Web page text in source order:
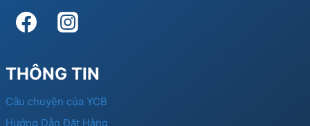
THÔNG TIN
Câu chuyện của YCB
Hướng Dẫn Đặt Hàng